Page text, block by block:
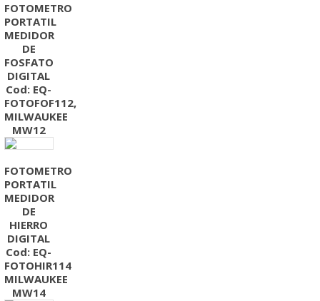
FOTOMETRO
PORTATIL
MEDIDOR
DE
FOSFATO
DIGITAL
Cod: EQ-
FOTOFOF112,
MILWAUKEE
MW12
FOTOMETRO
PORTATIL
MEDIDOR
DE
HIERRO
DIGITAL
Cod: EQ-
FOTOHIR114
MILWAUKEE
MW14